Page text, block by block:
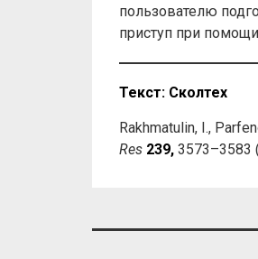
пользователю
приступ при
Текст: Сколтех
Rakhmatulin, I.,
Res 239, 3573–3583